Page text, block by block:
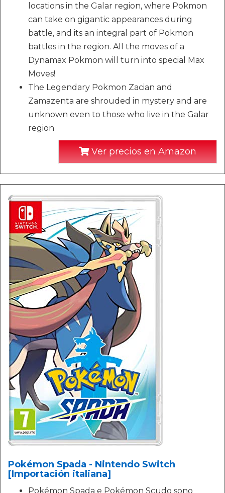
locations in the Galar region, where Pokmon
can take on gigantic appearances during
battle, and its an integral part of Pokmon
battles in the region. All the moves of a
Dynamax Pokmon will turn into special Max
Moves!
The Legendary Pokmon Zacian and
Zamazenta are shrouded in mystery and are
unknown even to those who live in the Galar
region
Ver precios en Amazon
Pokémon Spada - Nintendo Switch
[Importación italiana]
Pokémon Spada e Pokémon Scudo sono